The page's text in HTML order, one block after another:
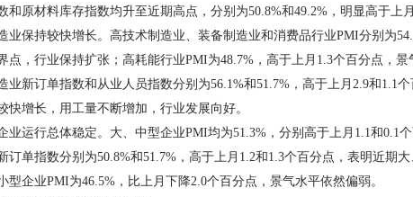
和原材料库存指数均升至近期高点，分别为50.8%和49.2%，明显高于上
业保持较快增长。高技术制造业、装备制造业和消费品行业PMI分别为
点，行业保持扩张；高耗能行业PMI为48.7%，高于上月1.3个百分点，
业新订单指数和从业人员指数分别为56.1%和51.7%，高于上月2.9和1.1
快增长，用工量不断增加，行业发展向好。
业运行总体稳定。大、中型企业PMI均为51.3%，分别高于上月1.1和0.1
订单指数分别为50.8%和51.7%，高于上月1.2和1.3个百分点，表明近期
型企业PMI为46.5%，比上月下降2.0个百分点，景气水平依然偏弱。